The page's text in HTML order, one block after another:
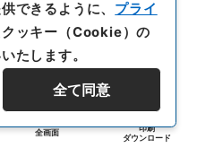
全画面
印刷
ダウンロード
できるように、 プライ
ッキー（Cookie）の
たします。
全て同意